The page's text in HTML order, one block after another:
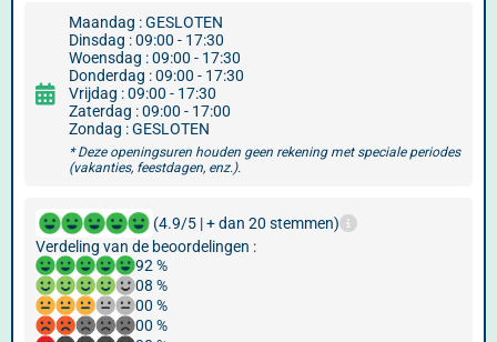
Maandag : GESLOTEN
Dinsdag : 09:00 - 17:30
Woensdag : 09:00 - 17:30
Donderdag : 09:00 - 17:30
Vrijdag : 09:00 - 17:30
Zaterdag : 09:00 - 17:00
Zondag : GESLOTEN
* Deze openingsuren houden geen rekening met speciale periodes
(vakanties, feestdagen, enz.).
(4.9/5 | + dan 20 stemmen)
Verdeling van de beoordelingen :
92 %
08 %
00 %
00 %